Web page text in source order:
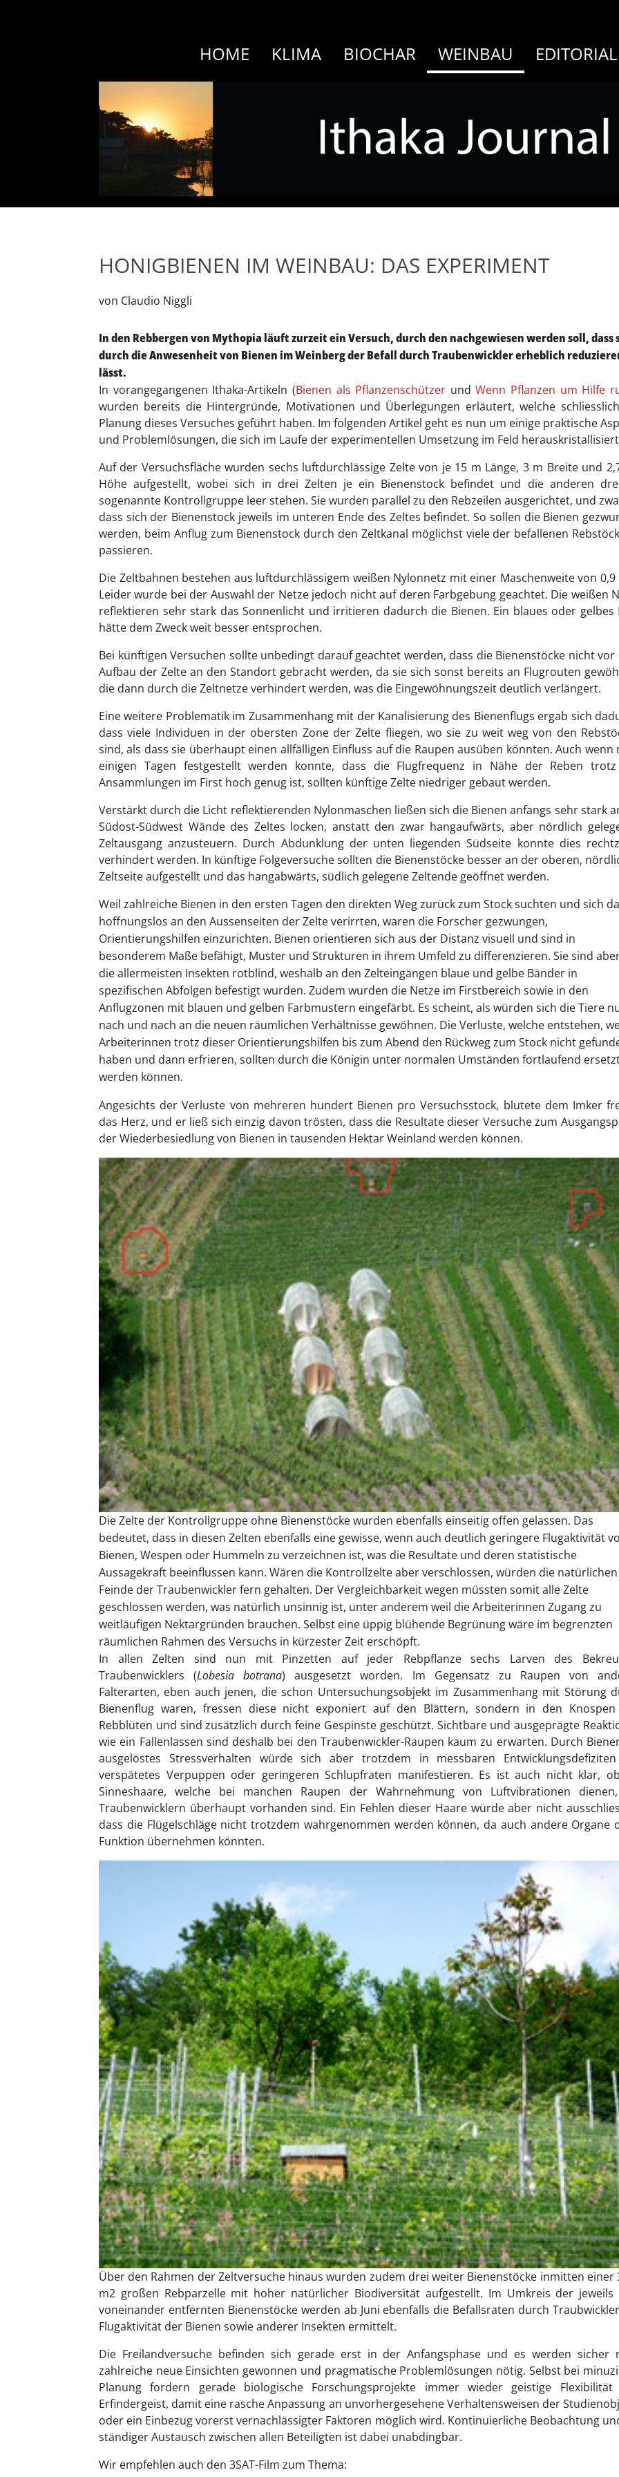
HOME KLIMA BIOCHAR WEINBAU EDITORIAL
HONIGBIENEN IM WEINBAU: DAS EXPERIMENT
von Claudio Niggli
In den Rebbergen von Mythopia läuft zurzeit ein Versuch, durch den nachgewiesen werden soll, dass
durch die Anwesenheit von Bienen im Weinberg der Befall durch Traubenwickler erheblich
lässt.
In vorangegangenen Ithaka-Artikeln (Bienen als Pflanzenschützer undWenn Pflanzen um Hilfe
wurden bereits die Hintergründe, Motivationen und Überlegungen erläutert, welche
Planung dieses Versuches geführt haben. Im folgenden Artikel geht es nun um einige praktische
und Problemlösungen, die sich im Laufe der experimentellen Umsetzung im Feld
Auf der Versuchsfläche wurden sechs luftdurchlässige Zelte von je 15 m Länge, 3 m Breite und
Höhe aufgestellt, wobei sich in drei Zelten je ein Bienenstock befindet und die anderen
sogenannte Kontrollgruppe leer stehen. Sie wurden parallel zu den Rebzeilen ausgerichtet, und
dass sich der Bienenstock jeweils im unteren Ende des Zeltes befindet. So sollen die Bienen
werden, beim Anflug zum Bienenstock durch den Zeltkanal möglichst viele der befallenen
passieren.
Die Zeltbahnen bestehen aus luftdurchlässigem weißen Nylonnetz mit einer Maschenweite von 0,9
Leider wurde bei der Auswahl der Netze jedoch nicht auf deren Farbgebung geachtet. Die weißen
reflektieren sehr stark das Sonnenlicht und irritieren dadurch die Bienen. Ein blaues oder gelbes
hätte dem Zweck weit besser entsprochen.
Bei künftigen Versuchen sollte unbedingt darauf geachtet werden, dass die Bienenstöcke nicht vor
Aufbau der Zelte an den Standort gebracht werden, da sie sich sonst bereits an Flugrouten
die dann durch die Zeltnetze verhindert werden, was die Eingewöhnungszeit deutlich verlängert.
Eine weitere Problematik im Zusammenhang mit der Kanalisierung des Bienenflugs ergab sich
dass viele Individuen in der obersten Zone der Zelte fliegen, wo sie zu weit weg von den
sind, als dass sie überhaupt einen allfälligen Einfluss auf die Raupen ausüben könnten. Auch wenn
einigen Tagen festgestellt werden konnte, dass die Flugfrequenz in Nähe der Reben
Ansammlungen im First hoch genug ist, sollten künftige Zelte niedriger gebaut werden.
Verstärkt durch die Licht reflektierenden Nylonmaschen ließen sich die Bienen anfangs sehr stark
Südost-Südwest Wände des Zeltes locken, anstatt den zwar hangaufwärts, aber nördlich
Zeltausgang anzusteuern. Durch Abdunklung der unten liegenden Südseite konnte dies
verhindert werden. In künftige Folgeversuche sollten die Bienenstöcke besser an der oberen,
Zeltseite aufgestellt und das hangabwärts, südlich gelegene Zeltende geöffnet werden.
Weil zahlreiche Bienen in den ersten Tagen den direkten Weg zurück zum Stock suchten und sich
hoffnungslos an den Aussenseiten der Zelte verirrten, waren die Forscher gezwungen,
Orientierungshilfen einzurichten. Bienen orientieren sich aus der Distanz visuell und sind in
besonderem Maße befähigt, Muster und Strukturen in ihrem Umfeld zu differenzieren. Sie sind
die allermeisten Insekten rotblind, weshalb an den Zelteingängen blaue und gelbe Bänder in
spezifischen Abfolgen befestigt wurden. Zudem wurden die Netze im Firstbereich sowie in den
Anflugzonen mit blauen und gelben Farbmustern eingefärbt. Es scheint, als würden sich die Tiere
nach und nach an die neuen räumlichen Verhältnisse gewöhnen. Die Verluste, welche entstehen,
Arbeiterinnen trotz dieser Orientierungshilfen bis zum Abend den Rückweg zum Stock nicht
haben und dann erfrieren, sollten durch die Königin unter normalen Umständen fortlaufend
werden können.
Angesichts der Verluste von mehreren hundert Bienen pro Versuchsstock, blutete dem Imker
das Herz, und er ließ sich einzig davon trösten, dass die Resultate dieser Versuche zum
der Wiederbesiedlung von Bienen in tausenden Hektar Weinland werden können.
Die Zelte der Kontrollgruppe ohne Bienenstöcke wurden ebenfalls einseitig offen gelassen. Das
bedeutet, dass in diesen Zelten ebenfalls eine gewisse, wenn auch deutlich geringere Flugaktivität
Bienen, Wespen oder Hummeln zu verzeichnen ist, was die Resultate und deren statistische
Aussagekraft beeinflussen kann. Wären die Kontrollzelte aber verschlossen, würden die natürlichen
Feinde der Traubenwickler fern gehalten. Der Vergleichbarkeit wegen müssten somit alle Zelte
geschlossen werden, was natürlich unsinnig ist, unter anderem weil die Arbeiterinnen Zugang zu
weitläufigen Nektargründen brauchen. Selbst eine üppig blühende Begrünung wäre im begrenzten
räumlichen Rahmen des Versuchs in kürzester Zeit erschöpft.
In allen Zelten sind nun mit Pinzetten auf jeder Rebpflanze sechs Larven des
Traubenwicklers (Lobesia botrana) ausgesetzt worden. Im Gegensatz zu Raupen von
Falterarten, eben auch jenen, die schon Untersuchungsobjekt im Zusammenhang mit Störung
Bienenflug waren, fressen diese nicht exponiert auf den Blättern, sondern in den
Rebblüten und sind zusätzlich durch feine Gespinste geschützt. Sichtbare und ausgeprägte
wie ein Fallenlassen sind deshalb bei den Traubenwickler-Raupen kaum zu erwarten. Durch
ausgelöstes Stressverhalten würde sich aber trotzdem in messbaren
verspätetes Verpuppen oder geringeren Schlupfraten manifestieren. Es ist auch nicht klar,
Sinneshaare, welche bei manchen Raupen der Wahrnehmung von Luftvibrationen
Traubenwicklern überhaupt vorhanden sind. Ein Fehlen dieser Haare würde aber nicht
dass die Flügelschläge nicht trotzdem wahrgenommen werden können, da auch andere Organe
Funktion übernehmen könnten.
Über den Rahmen der Zeltversuche hinaus wurden zudem drei weiter Bienenstöcke inmitten einer
m2 großen Rebparzelle mit hoher natürlicher Biodiversität aufgestellt. Im Umkreis der jeweils
voneinander entfernten Bienenstöcke werden ab Juni ebenfalls die Befallsraten durch
Flugaktivität der Bienen sowie anderer Insekten ermittelt.
Die Freilandversuche befinden sich gerade erst in der Anfangsphase und es werden sicher
zahlreiche neue Einsichten gewonnen und pragmatische Problemlösungen nötig. Selbst bei
Planung fordern gerade biologische Forschungsprojekte immer wieder geistige
Erfindergeist, damit eine rasche Anpassung an unvorhergesehene Verhaltensweisen der
oder ein Einbezug vorerst vernachlässigter Faktoren möglich wird. Kontinuierliche Beobachtung
ständiger Austausch zwischen allen Beteiligten ist dabei unabdingbar.
Wir empfehlen auch den 3SAT-Film zum Thema: